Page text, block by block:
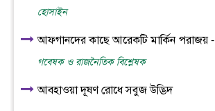
হোসাইন
আফগানদের কাছে আরেকটি মার্কিন পরাজয় -
গবেষক ও রাজনৈতিক বিশ্লেষক
আবহাওয়া দূষণ রোধে সবুজ উদ্ভিদ